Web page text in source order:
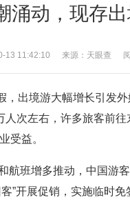
涌动，现存
13 11:42:10 来源：天眼查
，出境游大幅增长引发
次左右，许多旅客前
受益。
航班增多推动，中国游
”开展促销，实施临时